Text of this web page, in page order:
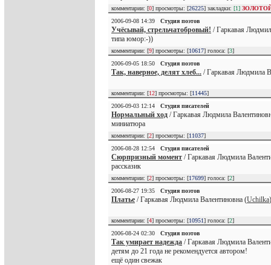
комментарии: [0] просмотры: [26225] закладки: [1]
2006-09-08 14:39
Студия поэтов
Учёсывай, стрельчатобровый! / Гаркавая
типа юмор:-))
комментарии: [9] просмотры: [10617] голоса: [3]
2006-09-05 18:50
Студия поэтов
Так, наверное, делят хлеб... / Гаркавая Людмила
комментарии: [12] просмотры: [11445]
2006-09-03 12:14
Студия писателей
Нормальный ход / Гаркавая Людмила
миниатюра
комментарии: [2] просмотры: [11037]
2006-08-28 12:54
Студия писателей
Сюрпризный момент / Гаркавая Людмила
рассказик
комментарии: [2] просмотры: [17699] голоса: [2]
2006-08-27 19:35
Студия поэтов
Платье / Гаркавая Людмила Валентиновна (Uchilka)
комментарии: [4] просмотры: [10951] голоса: [2]
2006-08-24 02:30
Студия поэтов
Так умирает надежда / Гаркавая Людмила
детям до 21 года не рекомендуется автором!
ещё один свежак